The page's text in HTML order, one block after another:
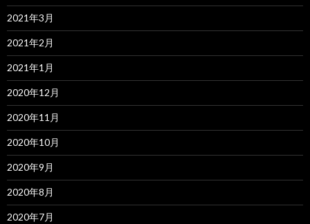
2021年3月
2021年2月
2021年1月
2020年12月
2020年11月
2020年10月
2020年9月
2020年8月
2020年7月